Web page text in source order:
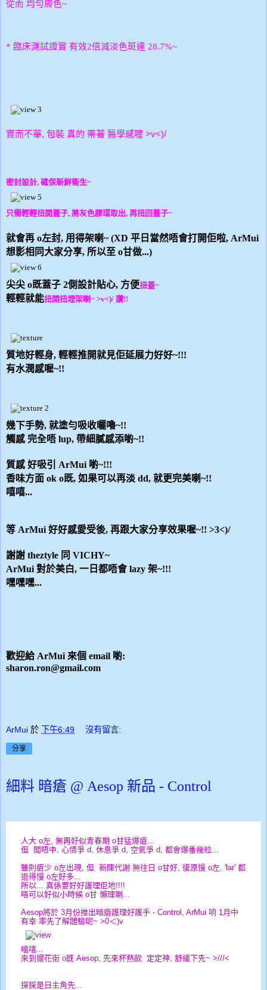
從而 均勻膚色~
* 臨床測試證實 有效2倍減淡色斑達 28.7%~
實而不華, 包裝 真的 帶著 醫學感喔 >v<)/
密封設計, 確保新鮮衛生~
只需輕輕扭開蓋子, 將灰色膠環取出, 再扭回蓋子~
就會再 o左封, 用得架喇~ (XD 平日當然唔會打開佢啦, ArMui
想影相同大家分享, 所以至 o甘做...)
尖尖 o既蓋子 2側設計貼心, 方便扭蓋~
輕輕就能扭開扭埋架喇~ >v<)/ 讚!!
質地好輕身, 輕輕推開就見佢延展力好好~!!!
有水潤感喔~!!
幾下手勢, 就塗勻吸收曬嚕~!!
觸感 完全唔 lup, 帶細膩感添喲~!!
質感 好吸引 ArMui 喲~!!!
香味方面 ok o既, 如果可以再淡 dd, 就更完美喇~!!
嘻嘻...
等 ArMui 好好感愛受後, 再跟大家分享效果喔~!! >3<)/
謝謝 theztyle 同 VICHY~
ArMui 對於美白, 一日都唔會 lazy 架~!!!
嘿嘿嘿...
歡迎給 ArMui 來個 email 喲:
sharon.ron@gmail.com
ArMui 於 下午6:49 沒有留言:
分享
細料 暗瘡 @ Aesop 新品 - Control
人大 o左, 無再好似青春期 o甘猛爆瘡...
但 間唔中, 心情爭 d, 休息爭 d, 空氣爭 d, 都會爆番幾粒...
雖則瘡少 o左出現, 但 新陳代謝 無往日 o甘好, 復原慢 o左, 'lar' 都
退得慢 o左好多...
所以... 真係要好好護理佢地!!!!
唔可以好似小時候 o甘 懶理喇...
Aesop將於 3月份推出暗瘡護理好護手 - Control, ArMui 响 1月中
有幸 率先了解體驗呢~ >0＜)v
嘻嘻...
來到擺花街 o既 Aesop, 先來杯熱飲 定定神, 舒緩下先~ >///<
探探是日主角先...